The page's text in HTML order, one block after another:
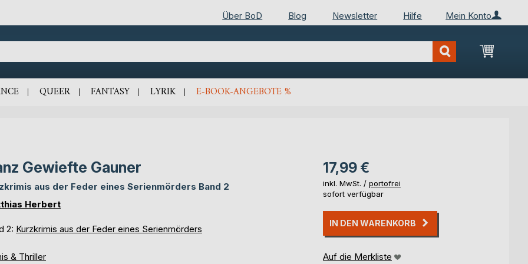
Mein Konto
Über BoD Blog Newsletter Hilfe
Mein
QUEER FANTASY LYRIK E-BOOK-ANGEBOTE %
Gewiefte Gauner
aus der Feder eines Serienmörders Band 2
Herbert
2: Kurzkrimis aus der Feder eines Serienmörders
& Thriller
17,99 €
inkl. MwSt. / portofrei
sofort verfügbar
IN DEN WARENKORB
Auf die Merkliste